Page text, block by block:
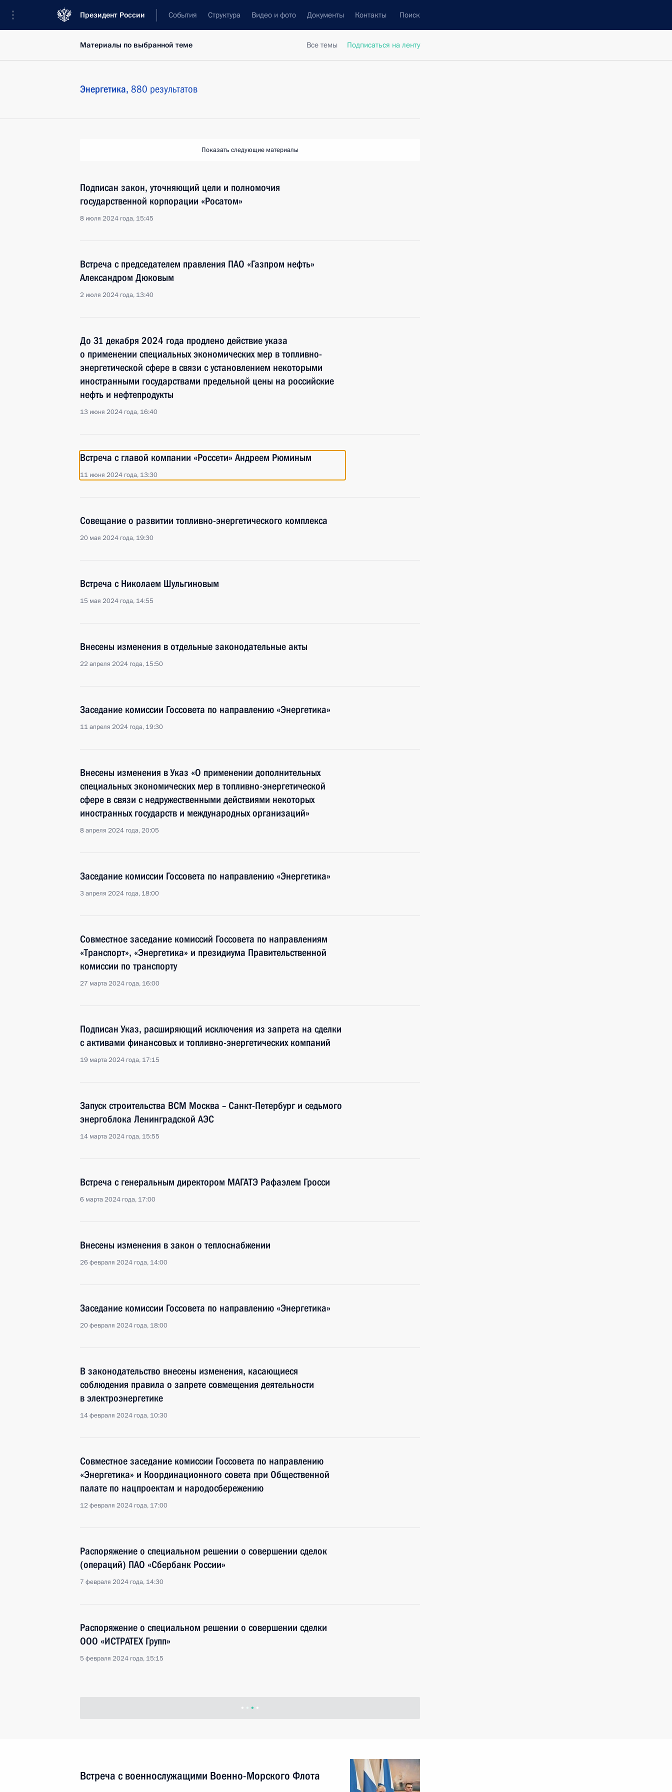
Президент России События Структура Видео и фото Документы Контакты Поиск
Все темы Подписаться на ленту
Материалы по выбранной теме
Энергетика, 880 результатов
Показать следующие материалы
Подписан закон, уточняющий цели и полномочия
государственной корпорации «Росатом»
8 июля 2024 года, 15:45
Встреча с председателем правления ПАО «Газпром нефть»
Александром Дюковым
2 июля 2024 года, 13:40
До 31 декабря 2024 года продлено действие указа
о применении специальных экономических мер в топливно-
энергетической сфере в связи с установлением некоторыми
иностранными государствами предельной цены на российские
нефть и нефтепродукты
13 июня 2024 года, 16:40
Встреча с главой компании «Россети» Андреем Рюминым
11 июня 2024 года, 13:30
Совещание о развитии топливно-энергетического комплекса
20 мая 2024 года, 19:30
Встреча с Николаем Шульгиновым
15 мая 2024 года, 14:55
Внесены изменения в отдельные законодательные акты
22 апреля 2024 года, 15:50
Заседание комиссии Госсовета по направлению «Энергетика»
11 апреля 2024 года, 19:30
Внесены изменения в Указ «О применении дополнительных
специальных экономических мер в топливно-энергетической
сфере в связи с недружественными действиями некоторых
иностранных государств и международных организаций»
8 апреля 2024 года, 20:05
Заседание комиссии Госсовета по направлению «Энергетика»
3 апреля 2024 года, 18:00
Совместное заседание комиссий Госсовета по направлениям
«Транспорт», «Энергетика» и президиума Правительственной
комиссии по транспорту
27 марта 2024 года, 16:00
Подписан Указ, расширяющий исключения из запрета на сделки
с активами финансовых и топливно-энергетических компаний
19 марта 2024 года, 17:15
Запуск строительства ВСМ Москва – Санкт-Петербург и седьмого
энергоблока Ленинградской АЭС
14 марта 2024 года, 15:55
Встреча с генеральным директором МАГАТЭ Рафаэлем Гросси
6 марта 2024 года, 17:00
Внесены изменения в закон о теплоснабжении
26 февраля 2024 года, 14:00
Заседание комиссии Госсовета по направлению «Энергетика»
20 февраля 2024 года, 18:00
В законодательство внесены изменения, касающиеся
соблюдения правила о запрете совмещения деятельности
в электроэнергетике
14 февраля 2024 года, 10:30
Совместное заседание комиссии Госсовета по направлению
«Энергетика» и Координационного совета при Общественной
палате по нацпроектам и народосбережению
12 февраля 2024 года, 17:00
Распоряжение о специальном решении о совершении сделок
(операций) ПАО «Сбербанк России»
7 февраля 2024 года, 14:30
Распоряжение о специальном решении о совершении сделки
ООО «ИСТРАТЕХ Групп»
5 февраля 2024 года, 15:15
Встреча с военнослужащими Военно-Морского Флота